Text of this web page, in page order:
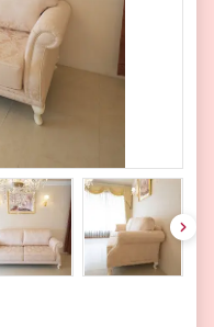
nex
t